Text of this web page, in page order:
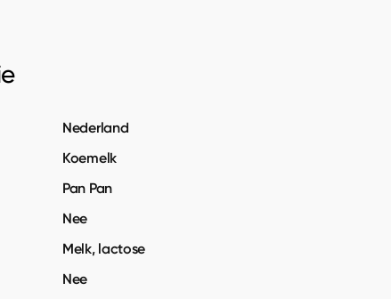
Nederland
Koemelk
Pan Pan
Nee
Melk, lactose
Nee